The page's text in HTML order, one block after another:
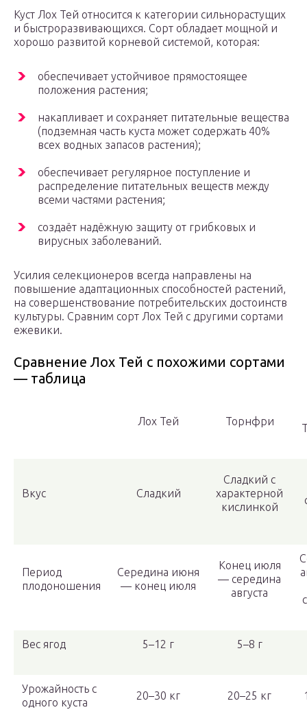
Куст Лох Тей относится к категории сильнорастущих
и быстроразвивающихся. Сорт обладает мощной и
хорошо развитой корневой системой, которая:
обеспечивает устойчивое прямостоящее
положения растения;
накапливает и сохраняет питательные вещества
(подземная часть куста может содержать 40%
всех водных запасов растения);
обеспечивает регулярное поступление и
распределение питательных веществ между
всеми частями растения;
создаёт надёжную защиту от грибковых и
вирусных заболеваний.
Усилия селекционеров всегда направлены на
повышение адаптационных способностей растений,
на совершенствование потребительских достоинств
культуры. Сравним сорт Лох Тей с другими сортами
ежевики.
Сравнение Лох Тей с похожими сортами
— таблица
Лох Тей Торнфри
Вкус Сладкий
Сладкий с
характерной
кислинкой
Период
плодоношения
Середина июня
— конец июля
Конец июля
— середина
августа
Вес ягод 5–12 г 5–8 г
Урожайность с
одного куста
20–30 кг 20–25 кг